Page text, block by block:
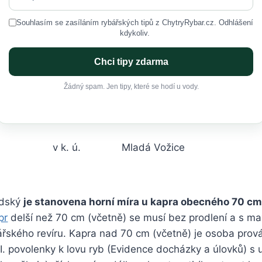
Souhlasím se zasíláním rybářských tipů z ChytryRybar.cz. Odhlášení
kdykoliv.
Chci tipy zdarma
Žádný spam. Jen tipy, které se hodí u vody.
v k. ú. Mladá Vožice
je stanovena horní míra u kapra obecného 70
delší než 70 cm (včetně) se musí bez prodlení a s
revíru. Kapra nad 70 cm (včetně) je osoba
povolenky k lovu ryb (Evidence docházky a úlovků) s